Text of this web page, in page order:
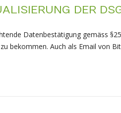
DER
Datenbestätigung gemäss §25
bekommen. Auch als Email von